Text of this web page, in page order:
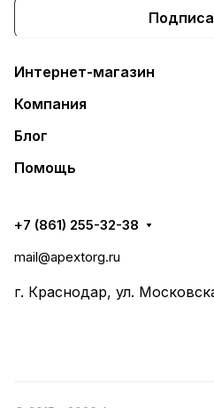
Интернет-магазин
Компания
Блог
Помощь
+7 (861) 255-32-38
mail@apextorg.ru
г. Краснодар, ул.